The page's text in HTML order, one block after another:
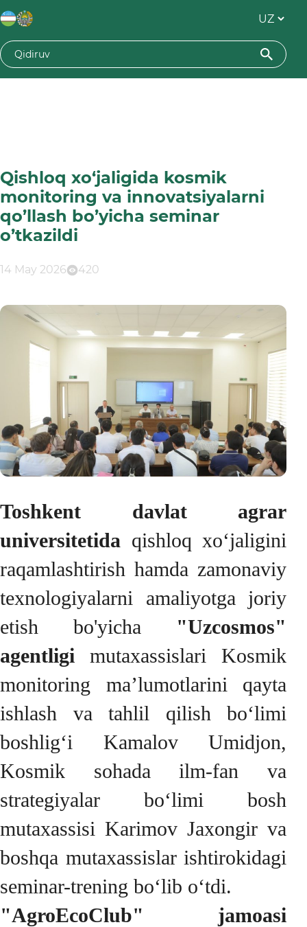
Qishloq xo‘jaligida kosmik
monitoring va innovatsiyalarni
qo’llash bo’yicha seminar
o’tkazildi
14 May 2026 420
Toshkent davlat agrar
universitetida qishloq xo‘jaligini
raqamlashtirish hamda zamonaviy
texnologiyalarni amaliyotga joriy
etish bo'yicha "Uzcosmos"
agentligi mutaxassislari Kosmik
monitoring ma’lumotlarini qayta
ishlash va tahlil qilish bo‘limi
boshlig‘i Kamalov Umidjon,
Kosmik sohada ilm-fan va
strategiyalar bo‘limi bosh
mutaxassisi Karimov Jaxongir va
boshqa mutaxassislar ishtirokidagi
seminar-trening bo‘lib o‘tdi.
"AgroEcoClub" jamoasi